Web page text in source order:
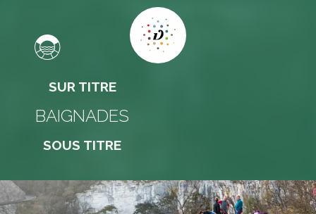
SUR TITRE
BAIGNADES
SOUS TITRE